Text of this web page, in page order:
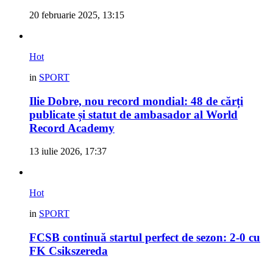
20 februarie 2025, 13:15
Hot
in SPORT
Ilie Dobre, nou record mondial: 48 de cărți
publicate și statut de ambasador al World
Record Academy
13 iulie 2026, 17:37
Hot
in SPORT
FCSB continuă startul perfect de sezon: 2-0 cu
FK Csikszereda